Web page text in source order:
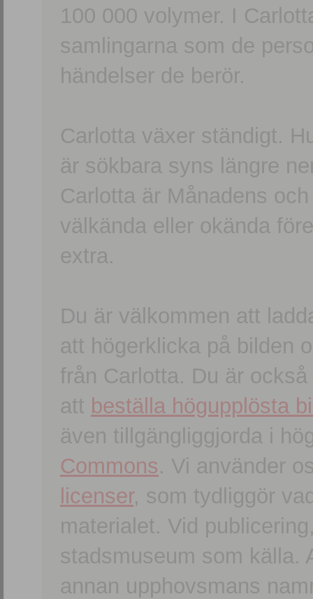
100 000 volymer. I
samlingarna som de
händelser de berör.
Carlotta växer ständigt.
är sökbara syns längre
Carlotta är Månadens
välkända eller okända
extra.
Du är välkommen att
att högerklicka på bilden
från Carlotta. Du är
att beställa högupplösta
även tillgängliggjorda i
Commons. Vi använder
licenser, som tydliggör
materialet. Vid
stadsmuseum som källa.
annan upphovsmans